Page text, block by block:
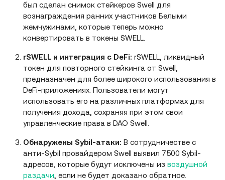
был сделан снимок стейкеров Swell для
вознаграждения ранних участников Белыми
жемчужинами, которые теперь можно
конвертировать в токены SWELL.
rSWELL и интеграция с DeFi: rSWELL, ликвидный
токен для повторного стейкинга от Swell,
предназначен для более широкого использования в
DeFi-приложениях. Пользователи могут
использовать его на различных платформах для
получения дохода, сохраняя при этом свои
управленческие права в DAO Swell.
Обнаружены Sybil-атаки: В сотрудничестве с
анти-Sybil провайдером Swell выявил 7500 Sybil-
адресов, которые будут исключены из воздушной
раздачи , если не будет доказано обратное.